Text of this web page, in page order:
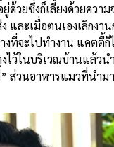
ยซึ่งก็เลี้ยงด้วยความ
และเมื่อตนเองเลิกงา
ที่จะไปทำงาน แคตตี้
ไว้ในบริเวณบ้านแล้ว
วนอาหารแมวที่นำม